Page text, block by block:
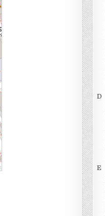
D
E